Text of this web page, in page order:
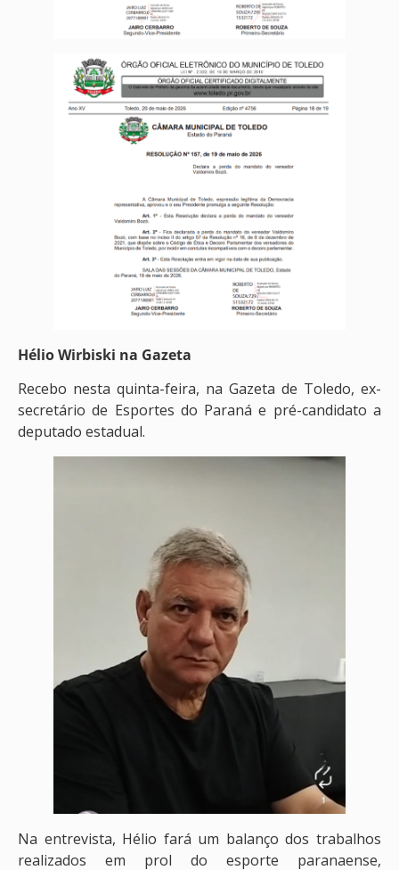
Hélio Wirbiski na Gazeta
Recebo nesta quinta-feira, na Gazeta de Toledo, ex-
secretário de Esportes do Paraná e pré-candidato a
deputado estadual.
Na entrevista, Hélio fará um balanço dos trabalhos
realizados em prol do esporte paranaense,